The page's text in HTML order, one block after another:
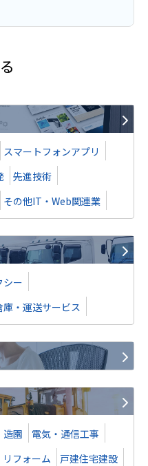
スマートフォンアプリ
先進技術
その他IT・Web関連業
シー
庫・運送サービス
造園
電気・通信工事
フォーム
戸建住宅建設